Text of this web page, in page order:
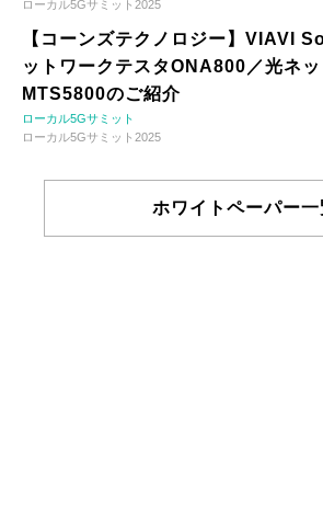
ローカル5Gサミット2025
【コーンズテクノロジー】VIAVI
ットワークテスタONA800／光ネ
MTS5800のご紹介
ローカル5Gサミット
ローカル5Gサミット2025
ホワイトペーパー一